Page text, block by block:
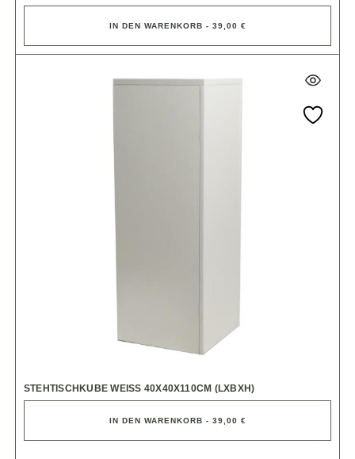
IN DEN WARENKORB - 39,00 €
STEHTISCHKUBE WEISS 40X40X110CM (LXBXH)
IN DEN WARENKORB - 39,00 €